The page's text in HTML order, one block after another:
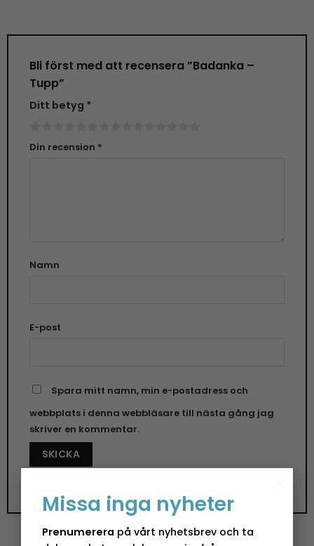
Missa inga nyheter
Prenumerera på vårt nyhetsbrev och ta
Bli först med att recensera ”Badanka –
Tupp”
Ditt betyg *
Din recension *
Namn
E-post
Spara mitt namn, min e-postadress och
webbplats i denna webbläsare till nästa gång jag
skriver en kommentar.